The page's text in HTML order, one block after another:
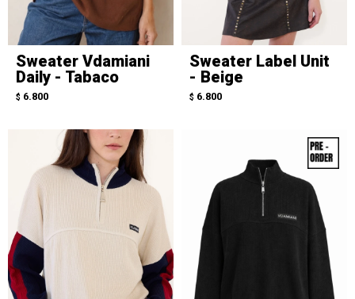
Sweater Vdamiani
Daily - Tabaco
$ 6.800
Sweater Label Unit
- Beige
$ 6.800